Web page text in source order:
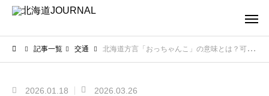
記事一覧 交通 北海道方言「おっちゃんこ」の意味とは？可愛い響きの由来と使い方を解説
2026.01.18 2026.03.26